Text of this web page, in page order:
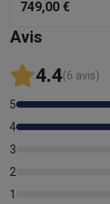
749,00 €
Avis
4.4(6 avis)
5
4
3
2
1